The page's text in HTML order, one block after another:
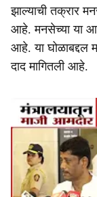
झाल्याची तक्रार
आहे. मनसेच्या या
आहे. या घोळाबद्दल
दाद मागितली आहे.